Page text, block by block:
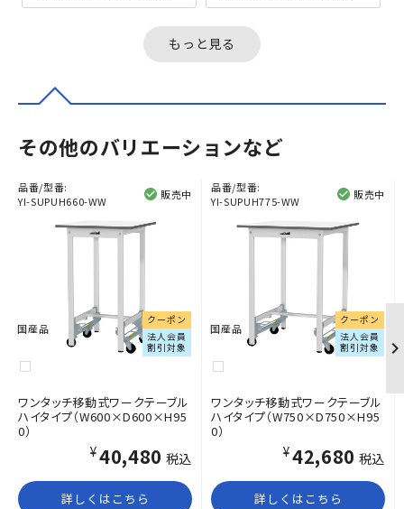
ークテーブルのハイタイプで
ークテーブルです。高さ
もっと見る
その他のバリエーションなど
品番/型番:
YI-SUPUH660-WW
販売中
クーポン
法人会員
割引対象
国産品
ワンタッチ移動式ワークテーブル
ハイタイプ（W600×D600×H95
0）
¥40,480 税込
詳しくはこちら
品番/型番:
YI-SUPUH775-WW
販売中
クーポン
法人会員
割引対象
国産品
ワンタッチ移動式ワークテーブル
ハイタイプ（W750×D750×H95
0）
¥42,680 税込
詳しくはこちら